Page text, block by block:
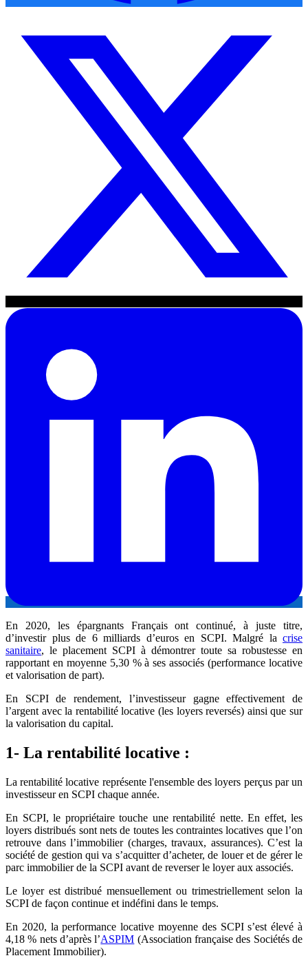
En 2020, les épargnants Français ont continué, à juste titre,
d’investir plus de 6 milliards d’euros en SCPI. Malgré la crise
sanitaire, le placement SCPI à démontrer toute sa robustesse en
rapportant en moyenne 5,30 % à ses associés (performance locative
et valorisation de part).
En SCPI de rendement, l’investisseur gagne effectivement de
l’argent avec la rentabilité locative (les loyers reversés) ainsi que sur
la valorisation du capital.
1- La rentabilité locative :
La rentabilité locative représente l'ensemble des loyers perçus par un
investisseur en SCPI chaque année.
En SCPI, le propriétaire touche une rentabilité nette. En effet, les
loyers distribués sont nets de toutes les contraintes locatives que l’on
retrouve dans l’immobilier (charges, travaux, assurances). C’est la
société de gestion qui va s’acquitter d’acheter, de louer et de gérer le
parc immobilier de la SCPI avant de reverser le loyer aux associés.
Le loyer est distribué mensuellement ou trimestriellement selon la
SCPI de façon continue et indéfini dans le temps.
En 2020, la performance locative moyenne des SCPI s’est élevé à
4,18 % nets d’après l’ASPIM (Association française des Sociétés de
Placement Immobilier).